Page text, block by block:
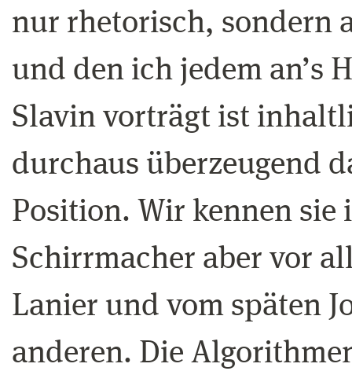
nur rhetorisch, sondern
und den ich jedem an’s
Slavin vorträgt ist
durchaus überzeugend
Position. Wir kennen
Schirrmacher aber vor
Lanier und vom späten
anderen. Die